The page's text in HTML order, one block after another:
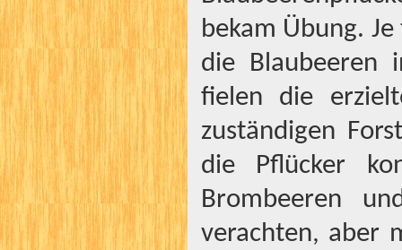
bekam Übung.
die Blaubeeren
fielen die
zuständigen
die Pflücker
Brombeeren
verachten, aber